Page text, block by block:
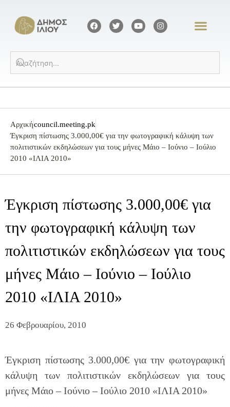
Αρχικήcouncil.meeting.pk
Έγκριση πίστωσης 3.000,00€ για την φωτογραφική κάλυψη των
πολιτιστικών εκδηλώσεων για τους μήνες Μάιο – Ιούνιο – Ιούλιο
2010 «ΙΛΙΑ 2010»
Έγκριση πίστωσης 3.000,00€ για
την φωτογραφική κάλυψη των
πολιτιστικών εκδηλώσεων για τους
μήνες Μάιο – Ιούνιο – Ιούλιο
2010 «ΙΛΙΑ 2010»
26 Φεβρουαρίου, 2010
Έγκριση πίστωσης 3.000,00€ για την φωτογραφική
κάλυψη των πολιτιστικών εκδηλώσεων για τους
μήνες Μάιο – Ιούνιο – Ιούλιο 2010 «ΙΛΙΑ 2010»